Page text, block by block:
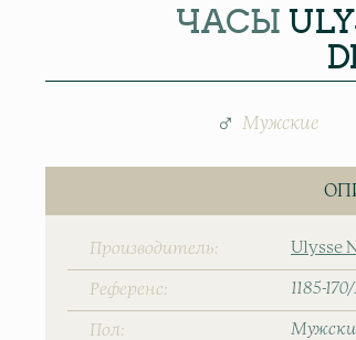
ЧАСЫ
Мужские
Производитель Ulysse
Референс 1185-
Пол